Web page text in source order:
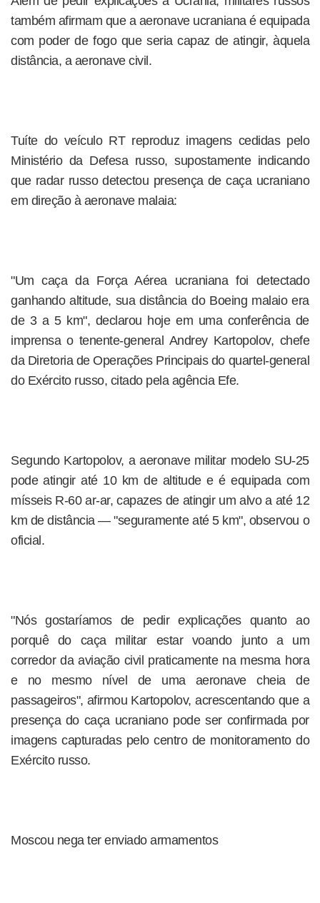
também afirmam que a aeronave ucraniana é equipada
com poder de fogo que seria capaz de atingir, àquela
distância, a aeronave civil.
Tuíte do veículo RT reproduz imagens cedidas pelo
Ministério da Defesa russo, supostamente indicando
que radar russo detectou presença de caça ucraniano
em direção à aeronave malaia:
"Um caça da Força Aérea ucraniana foi detectado
ganhando altitude, sua distância do Boeing malaio era
de 3 a 5 km", declarou hoje em uma conferência de
imprensa o tenente-general Andrey Kartopolov, chefe
da Diretoria de Operações Principais do quartel-general
do Exército russo, citado pela agência Efe.
Segundo Kartopolov, a aeronave militar modelo SU-25
pode atingir até 10 km de altitude e é equipada com
mísseis R-60 ar-ar, capazes de atingir um alvo a até 12
km de distância — "seguramente até 5 km", observou o
oficial.
"Nós gostaríamos de pedir explicações quanto ao
porquê do caça militar estar voando junto a um
corredor da aviação civil praticamente na mesma hora
e no mesmo nível de uma aeronave cheia de
passageiros", afirmou Kartopolov, acrescentando que a
presença do caça ucraniano pode ser confirmada por
imagens capturadas pelo centro de monitoramento do
Exército russo.
Moscou nega ter enviado armamentos